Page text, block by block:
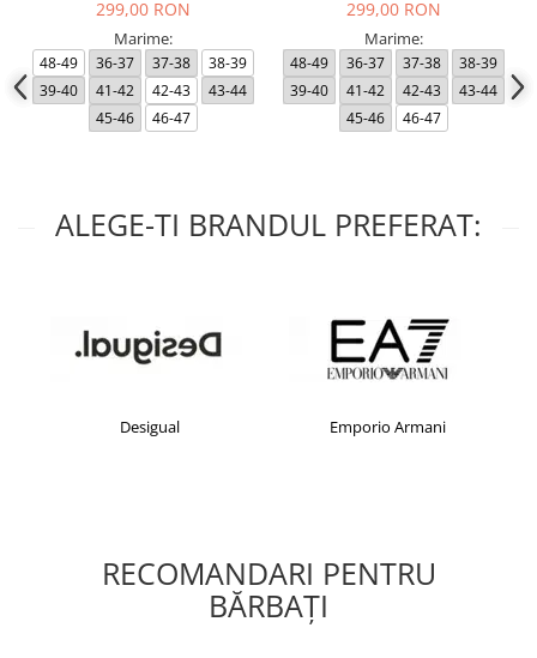
299,00 RON
Marime:
48-49 36-37 37-38
38-39
39-40
41-42 42-43
43-44
45-46
46-47
299,00 RON
Marime:
48-49 36-37 37-38
38-39
39-40
41-42 42-43
43-44
45-46
46-47
ALEGE-TI BRANDUL PREFERAT:
Desigual Emporio Armani
RECOMANDARI PENTRU
BĂRBAŢI